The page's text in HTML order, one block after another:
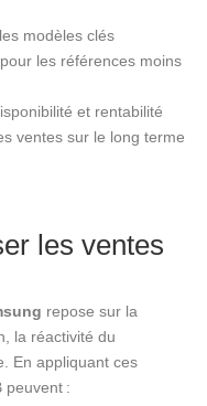
modèles clés
pour les références moins
et rentabilité
ventes sur le long terme
les ventes
repose sur la
la réactivité du
En appliquant ces
peuvent :